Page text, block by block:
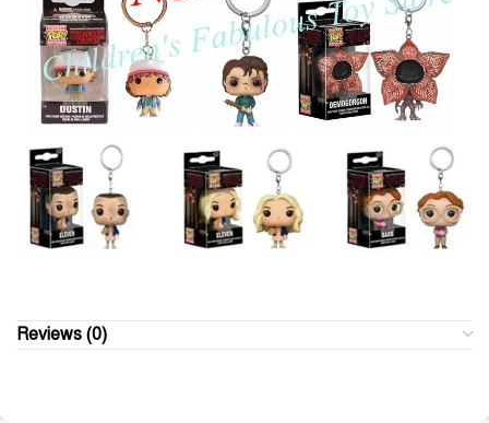
Reviews (0)